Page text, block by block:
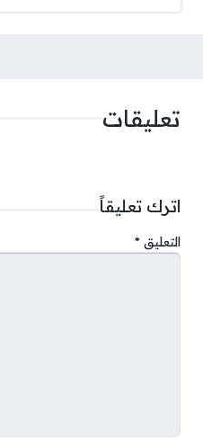
تعليقات
اترك تعليقاً
التعليق *